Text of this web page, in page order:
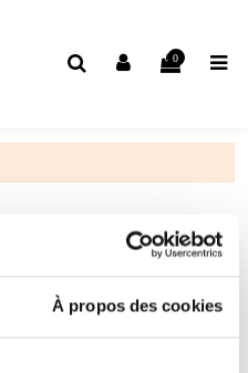
À propos des cookies
0